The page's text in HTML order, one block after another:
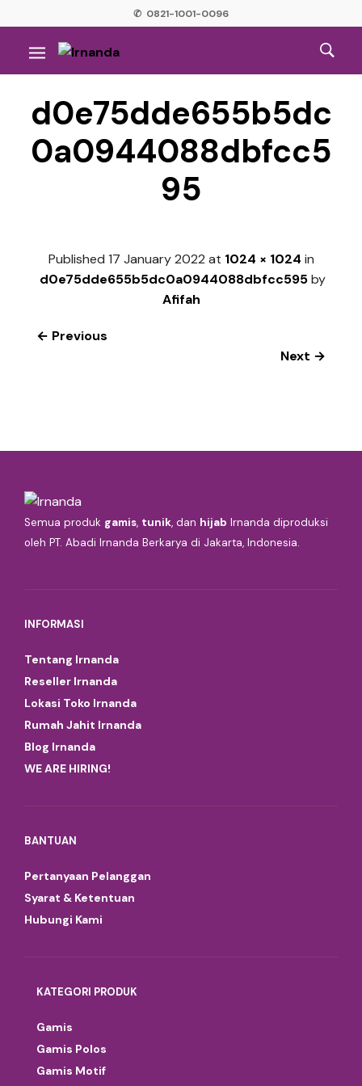
✆ 0821-1001-0096
d0e75dde655b5dc
0a0944088dbfcc5
95
Published 17 January 2022 at 1024 × 1024 in
d0e75dde655b5dc0a0944088dbfcc595by
Afifah
← Previous
Next →
Semua produk gamis, tunik, dan hijab Irnanda diproduksi
oleh PT. Abadi Irnanda Berkarya di Jakarta, Indonesia.
INFORMASI
Tentang Irnanda
Reseller Irnanda
Lokasi Toko Irnanda
Rumah Jahit Irnanda
Blog Irnanda
WE ARE HIRING!
BANTUAN
Pertanyaan Pelanggan
Syarat & Ketentuan
Hubungi Kami
KATEGORI PRODUK
Gamis
Gamis Polos
Gamis Motif